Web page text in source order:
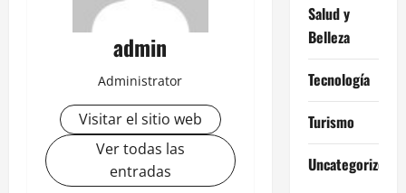
admin
Administrator
Visitar el sitio web
Ver todas las
entradas
Salud y
Belleza
Tecnología
Turismo
Uncategorized